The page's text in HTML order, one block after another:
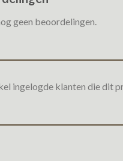
geen beoordelingen.
ingelogde klanten die dit